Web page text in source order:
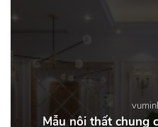
Mẫu nội thất chung